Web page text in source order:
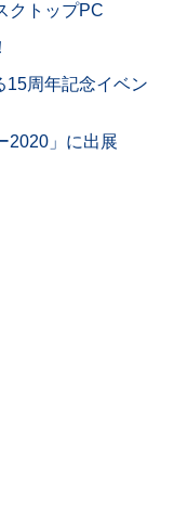
クトップPC
15周年記念イベン
2020」に出展